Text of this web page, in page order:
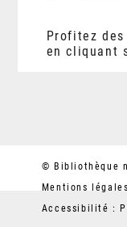
Profitez
en cliquant
© Bibliothèque
Mentions légales
Accessibilité :